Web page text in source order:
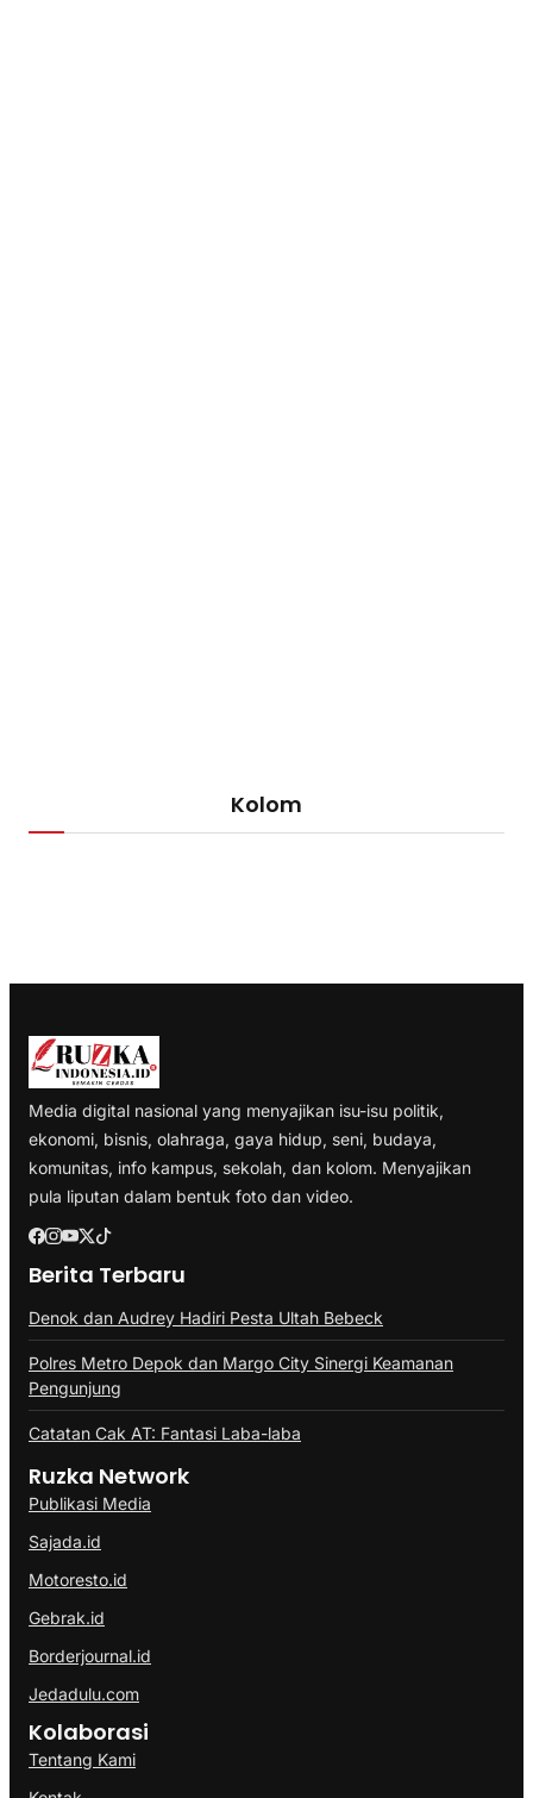
Kolom
Media digital nasional yang menyajikan isu-isu politik,
ekonomi, bisnis, olahraga, gaya hidup, seni, budaya,
komunitas, info kampus, sekolah, dan kolom. Menyajikan
pula liputan dalam bentuk foto dan video.
Berita Terbaru
Denok dan Audrey Hadiri Pesta Ultah Bebeck
Polres Metro Depok dan Margo City Sinergi Keamanan
Pengunjung
Catatan Cak AT: Fantasi Laba-laba
Ruzka Network
Publikasi Media
Sajada.id
Motoresto.id
Gebrak.id
Borderjournal.id
Jedadulu.com
Kolaborasi
Tentang Kami